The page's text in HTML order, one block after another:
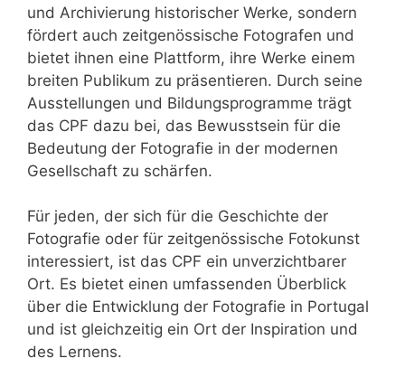
und Archivierung historischer Werke, sondern
fördert auch zeitgenössische Fotografen und
bietet ihnen eine Plattform, ihre Werke einem
breiten Publikum zu präsentieren. Durch seine
Ausstellungen und Bildungsprogramme trägt
das CPF dazu bei, das Bewusstsein für die
Bedeutung der Fotografie in der modernen
Gesellschaft zu schärfen.
Für jeden, der sich für die Geschichte der
Fotografie oder für zeitgenössische Fotokunst
interessiert, ist das CPF ein unverzichtbarer
Ort. Es bietet einen umfassenden Überblick
über die Entwicklung der Fotografie in Portugal
und ist gleichzeitig ein Ort der Inspiration und
des Lernens.